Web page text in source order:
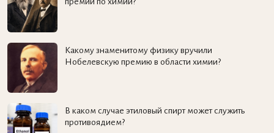
Какому знаменитому физику вручили
Нобелевскую премию в области химии?
В каком случае этиловый спирт может служить
противоядием?